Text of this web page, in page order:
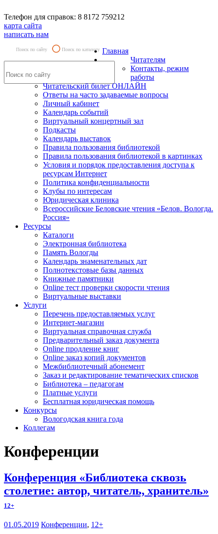
Телефон для справок: 8 8172 759212
карта сайта
написать нам
Поиск по сайту Поиск по каталогу Главная
Читателям
Контакты, режим
работы
Читательский билет ОНЛАЙН
Ответы на часто задаваемые вопросы
Личный кабинет
Календарь событий
Виртуальный концертный зал
Подкасты
Календарь выставок
Правила пользования библиотекой
Правила пользования библиотекой в картинках
Условия и порядок предоставления доступа к
ресурсам Интернет
Политика конфиденциальности
Клубы по интересам
Юридическая клиника
Всероссийские Беловские чтения «Белов. Вологда.
Россия»
Ресурсы
Каталоги
Электронная библиотека
Память Вологды
Календарь знаменательных дат
Полнотекстовые базы данных
Книжные памятники
Online тест проверки скорости чтения
Виртуальные выставки
Услуги
Перечень предоставляемых услуг
Интернет-магазин
Виртуальная справочная служба
Предварительный заказ документа
Online продление книг
Online заказ копий документов
Межбиблиотечный абонемент
Заказ и редактирование тематических списков
Библиотека – педагогам
Платные услуги
Бесплатная юридическая помощь
Конкурсы
Вологодская книга года
Коллегам
Конференции
Конференция «Библиотека сквозь
столетие: автор, читатель, хранитель»
12+
01.05.2019 Конференции, 12+